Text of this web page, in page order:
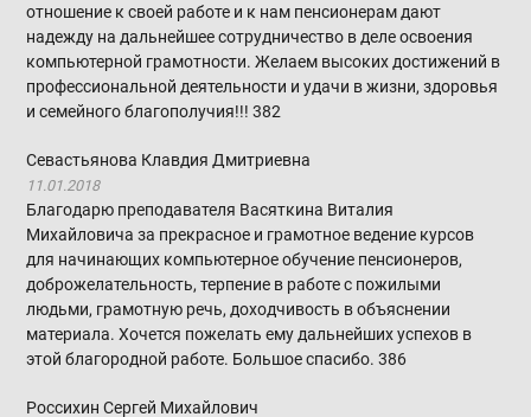
отношение к своей работе и к нам пенсионерам дают
надежду на дальнейшее сотрудничество в деле освоения
компьютерной грамотности. Желаем высоких достижений в
профессиональной деятельности и удачи в жизни, здоровья
и семейного благополучия!!!382
Севастьянова Клавдия Дмитриевна
11.01.2018
Благодарю преподавателя Васяткина Виталия
Михайловича за прекрасное и грамотное ведение курсов
для начинающих компьютерное обучение пенсионеров,
доброжелательность, терпение в работе с пожилыми
людьми, грамотную речь, доходчивость в объяснении
материала. Хочется пожелать ему дальнейших успехов в
этой благородной работе. Большое спасибо.386
Россихин Сергей Михайлович